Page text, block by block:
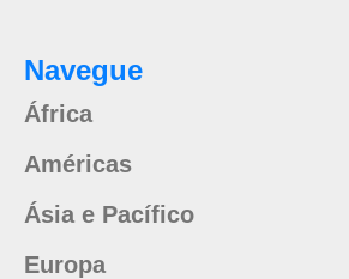
Navegue
África
Américas
Ásia e Pacífico
Europa